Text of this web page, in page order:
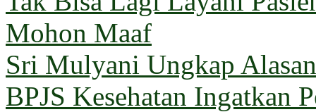
Mohon Maaf
Sri Mulyani Ungkap
BPJS Kesehatan Ingatkan